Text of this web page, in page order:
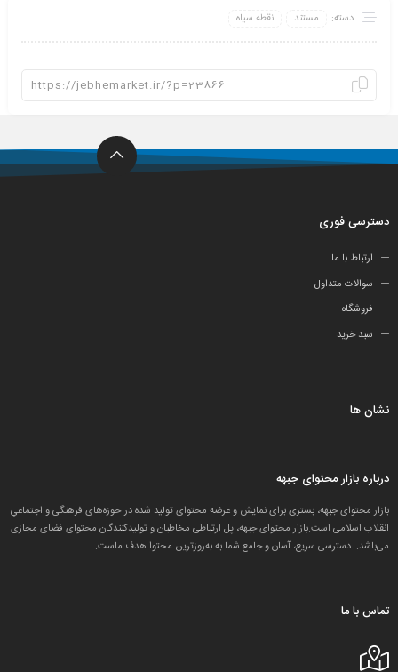
دسته: مستند نقطه سیاه
دسترسی فوری
ارتباط با ما
سوالات متداول
فروشگاه
سبد خرید
نشان ها
درباره بازار محتوای جبهه
بازار محتوای جبهه، بستری برای نمایش و عرضه محتوای تولید شده در حوزه‌های فرهنگی و اجتماعیِ
انقلاب اسلامی است.بازار محتوای جبهه، پل ارتباطی مخاطبان و تولید‌کنندگان محتوای فضای مجازی
می‌باشد. دسترسی سریع، آسان و جامع شما به به‌روزترین محتوا هدف ماست.
تماس با ما